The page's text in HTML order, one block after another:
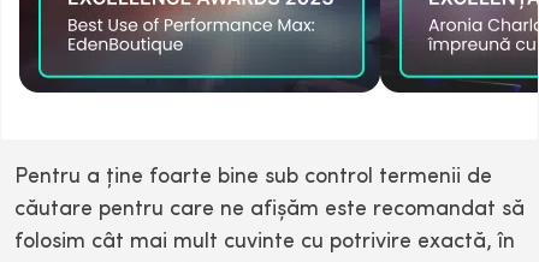
Pentru a ţine foarte bine sub control termenii de
căutare pentru care ne afişăm este recomandat să
folosim cât mai mult cuvinte cu potrivire exactă, în